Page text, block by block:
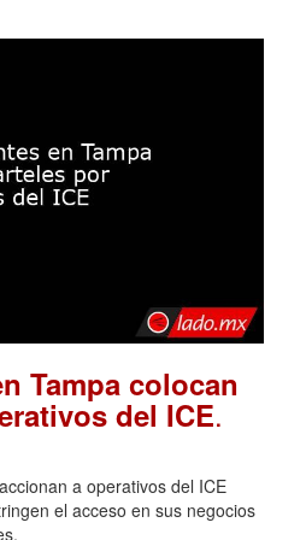
Tampa colocan
del ICE.
a operativos del ICE
el acceso en sus negocios